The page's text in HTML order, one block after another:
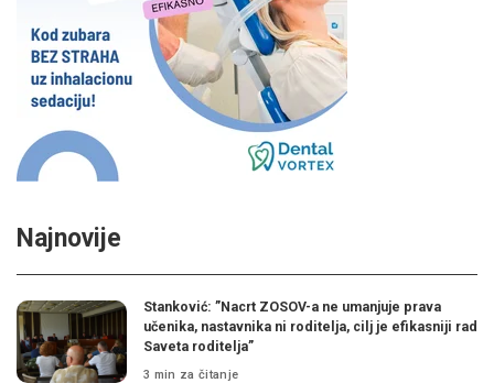
Najnovije
Stanković: ”Nacrt ZOSOV-a ne umanjuje prava
učenika, nastavnika ni roditelja, cilj je efikasniji rad
Saveta roditelja”
3 min za čitanje